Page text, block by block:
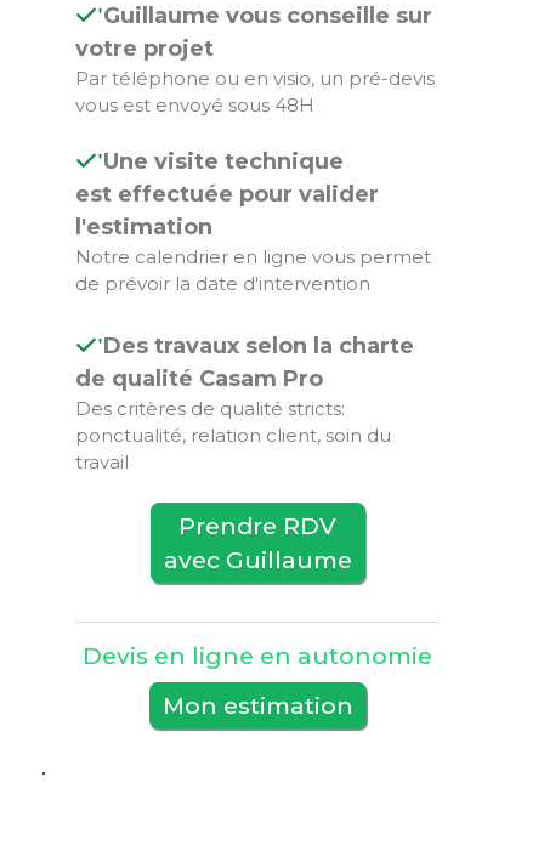
'Guillaume vous conseille sur
votre projet
Par téléphone ou en visio, un pré-devis
vous est envoyé sous 48H
'Une visite technique
est effectuée pour valider
l'estimation
Notre calendrier en ligne vous permet
de prévoir la date d'intervention
'Des travaux selon la charte
de qualité Casam Pro
Des critères de qualité stricts:
ponctualité, relation client, soin du
travail
Prendre RDV
avec Guillaume
Devis en ligne en autonomie
Mon estimation